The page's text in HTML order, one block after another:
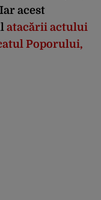
acest
atacării actului
Poporului,